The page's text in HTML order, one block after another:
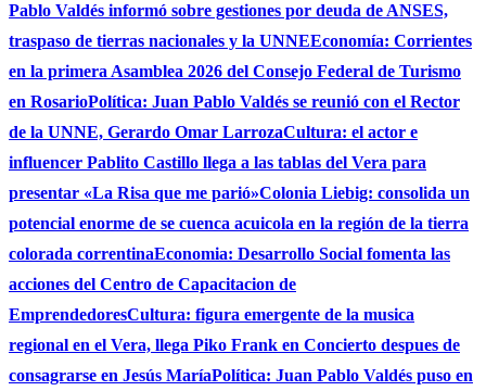
Pablo Valdés informó sobre gestiones por deuda de ANSES,
traspaso de tierras nacionales y la UNNEEconomía: Corrientes
en la primera Asamblea 2026 del Consejo Federal de Turismo
en RosarioPolítica: Juan Pablo Valdés se reunió con el Rector
de la UNNE, Gerardo Omar LarrozaCultura: el actor e
influencer Pablito Castillo llega a las tablas del Vera para
presentar «La Risa que me parió»Colonia Liebig: consolida un
potencial enorme de se cuenca acuicola en la región de la tierra
colorada correntinaEconomia: Desarrollo Social fomenta las
acciones del Centro de Capacitacion de
EmprendedoresCultura: figura emergente de la musica
regional en el Vera, llega Piko Frank en Concierto despues de
consagrarse en Jesús MaríaPolítica: Juan Pablo Valdés puso en